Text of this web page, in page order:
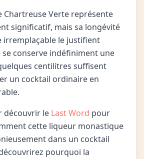
Chartreuse Verte représente
significatif, mais sa longévité
irremplaçable le justifient
se conserve indéfiniment une
centilitres suffisent
un cocktail ordinaire en
découvrir le Last Word pour
cette liqueur monastique
dans un cocktail
pourquoi la